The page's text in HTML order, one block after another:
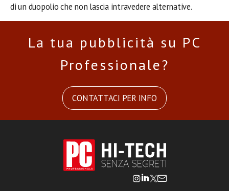
di un duopolio che non lascia intravedere alternative.
La tua pubblicità su PC
Professionale?
CONTATTACI PER INFO